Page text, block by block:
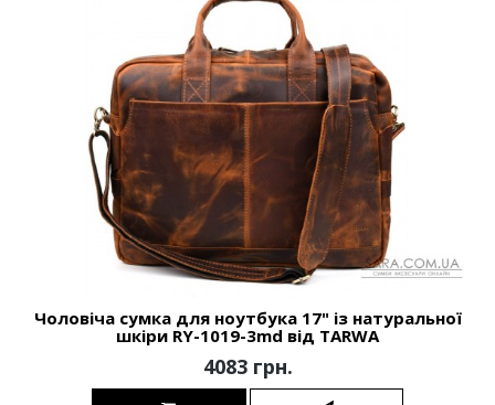
Чоловіча сумка для ноутбука 17" із натуральної
шкіри RY-1019-3md від TARWA
4083 грн.